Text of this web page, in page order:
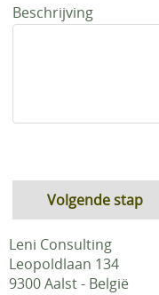
Beschrijving
Leni Consulting
Leopoldlaan 134
9300 Aalst - België